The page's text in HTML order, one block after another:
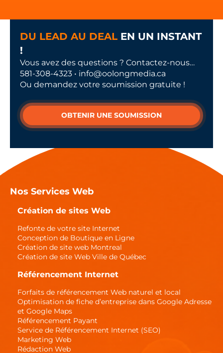
DU LEAD AU DEAL EN UN INSTANT
!
Vous avez des questions ? Contactez-nous…
581-308-4323 • info@oolongmedia.ca
Ou demandez votre soumission gratuite !
OBTENIR UNE SOUMISSION
Nos Services Web
Création de sites Web
Refonte de votre site Internet
Conception de Boutique en Ligne
Création de site web Montreal
Création de site Web Ville de Québec
Référencement Internet
Forfaits de référencement Web naturel et local
Optimisation de fiche d’entreprise dans Google Adresse
et Google Maps
Référencement Payant
Service de Référencement Internet (SEO)
Marketing Web
Rédaction Web